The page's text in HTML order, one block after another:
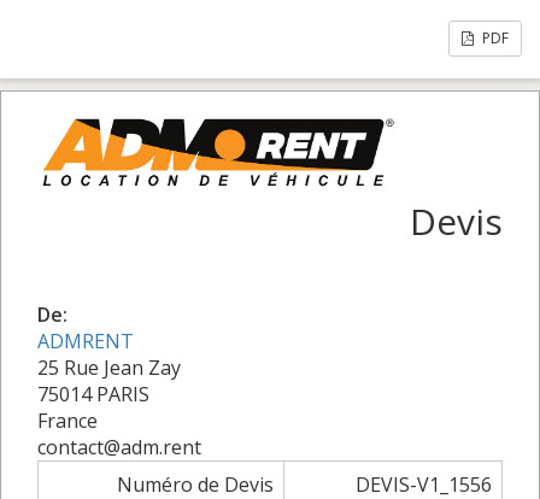
PDF
Devis
De:
ADMRENT
25 Rue Jean Zay
75014 PARIS
France
contact@adm.rent
Numéro de Devis
DEVIS-V1_1556